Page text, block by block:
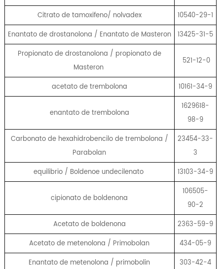
Citrato de tamoxifeno/ nolvadex
10540-29-1
Enantato de drostanolona / Enantato de Masteron 13425-31-5
Propionato de drostanolona / propionato de
Masteron
521-12-0
acetato de trembolona 10161-34-9
enantato de trembolona
1629618-
98-9
Carbonato de hexahidrobencilo de trembolona /
Parabolan
23454-33-
3
equilibrio / Boldenoe undecilenato
13103-34-9
cipionato de boldenona
106505-
90-2
Acetato de boldenona
2363-59-9
Acetato de metenolona / Primobolan
434-05-9
Enantato de metenolona / primobolin
303-42-4